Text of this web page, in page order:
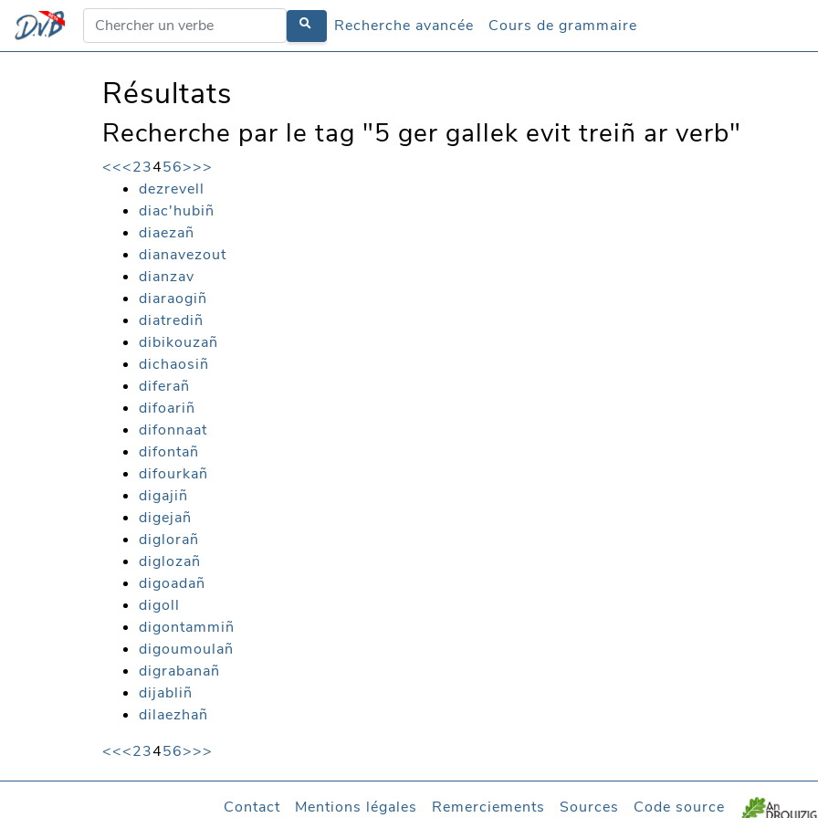
Recherche avancée Cours de grammaire
Résultats
Recherche par le tag "5 ger gallek evit treiñ ar verb"
<<<23456>>>
dezrevell
diac'hubiñ
diaezañ
dianavezout
dianzav
diaraogiñ
diatrediñ
dibikouzañ
dichaosiñ
diferañ
difoariñ
difonnaat
difontañ
difourkañ
digajiñ
digejañ
diglorañ
diglozañ
digoadañ
digoll
digontammiñ
digoumoulañ
digrabanañ
dijabliñ
dilaezhañ
<<<23456>>>
Contact Mentions légales Remerciements Sources Code source